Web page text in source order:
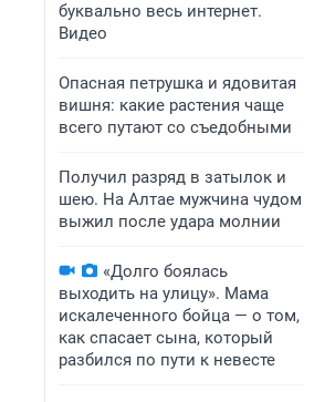
буквально весь интернет.
Видео
Опасная петрушка и ядовитая
вишня: какие растения чаще
всего путают со съедобными
Получил разряд в затылок и
шею. На Алтае мужчина чудом
выжил после удара молнии
«Долго боялась
выходить на улицу». Мама
искалеченного бойца — о том,
как спасает сына, который
разбился по пути к невесте